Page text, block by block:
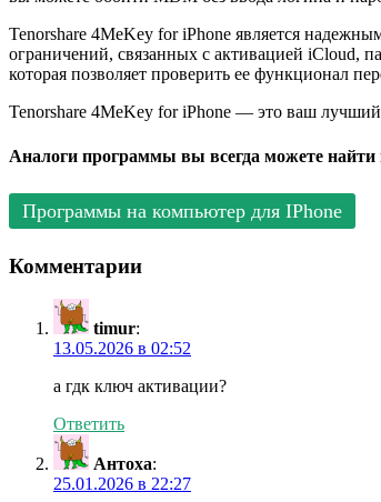
Tenorshare 4MeKey for iPhone является
ограничений, связанных с активацией iCloud,
которая позволяет проверить ее функционал
Tenorshare 4MeKey for iPhone — это ваш
Аналоги программы вы всегда можете
Программы на компьютер для IPhone
Комментарии
timur:
13.05.2026 в 02:52
а гдк ключ активации?
Ответить
Антоха:
25.01.2026 в 22:27